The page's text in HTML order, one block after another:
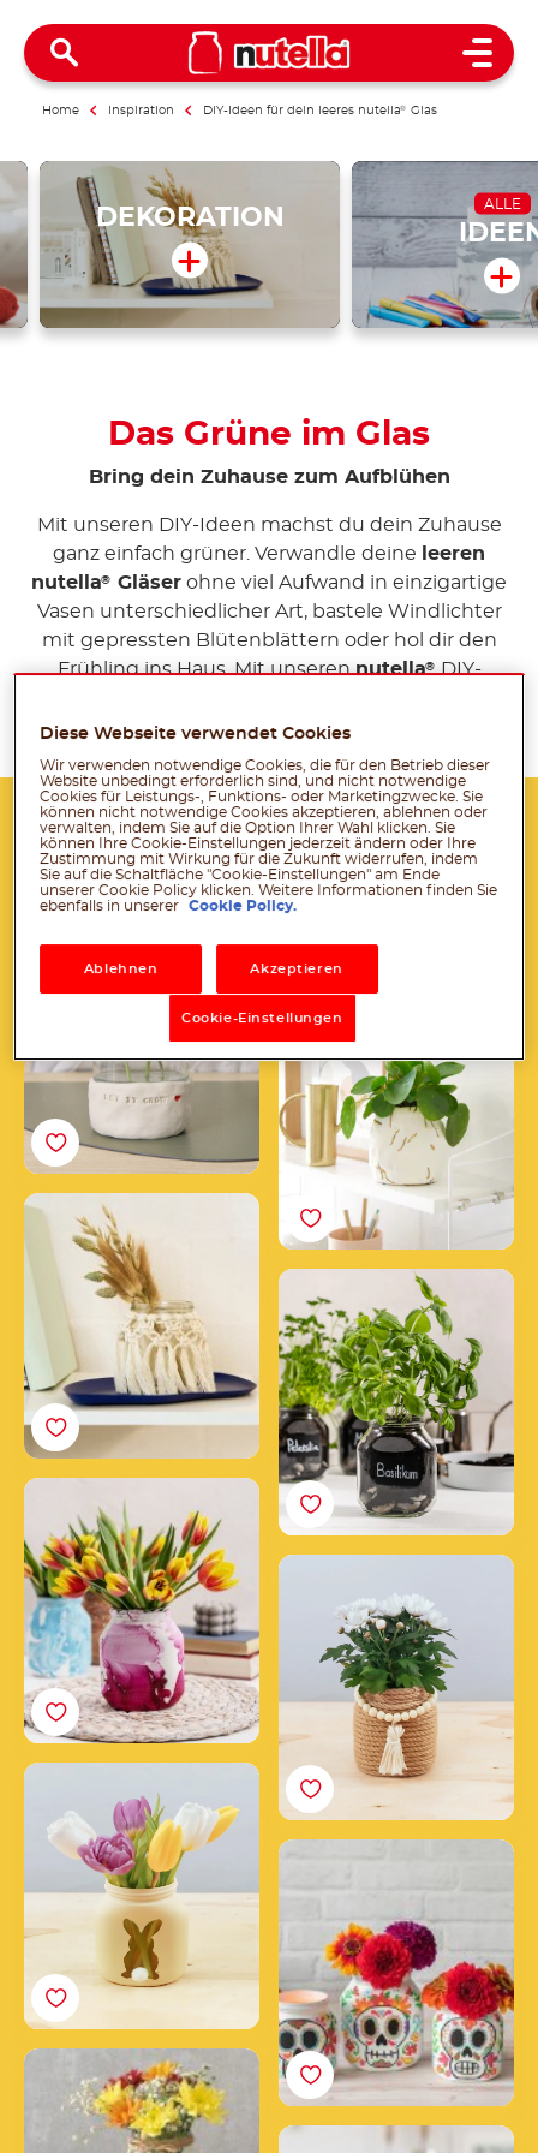
Open
Home Inspiration DIY-Ideen für dein leeres nutella® Glas
DEKORATION ALLE
Das Grüne im Glas
Bring dein Zuhause zum Aufblühen
Mit unseren DIY-Ideen machst du dein Zuhause
ganz einfach grüner. Verwandle deine
leeren
nutella® Gläser ohne viel Aufwand in einzigartige
Vasen unterschiedlicher Art, bastele Windlichter
mit gepressten Blütenblättern oder hol dir den
Frühling ins Haus. Mit unserennutella®DIY-
inspirieren!
Vase im Kintsugi Look
Makrameevase
Kräutergarten im
nutella® Glas
marmorierte
Blumenvase
Blumige Überraschung
Pflanzanleitung im
Diese Webseite verwendet Cookies
Wir verwenden notwendige Cookies, die für den Betrieb dieser
Website unbedingt erforderlich sind, und nicht notwendige
Cookies für Leistungs-, Funktions- oder Marketingzwecke. Sie
können nicht notwendige Cookies akzeptieren, ablehnen oder
verwalten, indem Sie auf die Option Ihrer Wahl klicken. Sie
können Ihre Cookie-Einstellungen jederzeit ändern oder Ihre
Zustimmung mit Wirkung für die Zukunft widerrufen, indem
Sie auf die Schaltfläche "Cookie-Einstellungen" am Ende
unserer Cookie Policy klicken. Weitere Informationen finden Sie
ebenfalls in unserer
Cookie Policy.
Ablehnen Akzeptieren
Cookie-Einstellungen